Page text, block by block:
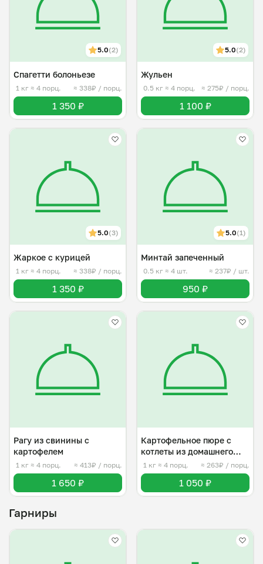
5.0(2)
Спагетти болоньезе
1 кг ≈ 4 порц. ≈ 338₽ / порц.
1 350 ₽
5.0(2)
Жульен
0.5 кг ≈ 4 порц. ≈ 275₽ / порц.
1 100 ₽
5.0(3)
Жаркое с курицей
1 кг ≈ 4 порц. ≈ 338₽ / порц.
1 350 ₽
5.0(1)
Минтай запеченный
0.5 кг ≈ 4 шт. ≈ 237₽ / шт.
950 ₽
Рагу из свинины с
картофелем
1 кг ≈ 4 порц. ≈ 413₽ / порц.
1 650 ₽
Картофельное пюре с
котлеты из домашнего
фарша
1 кг ≈ 4 порц. ≈ 263₽ / порц.
1 050 ₽
Гарниры